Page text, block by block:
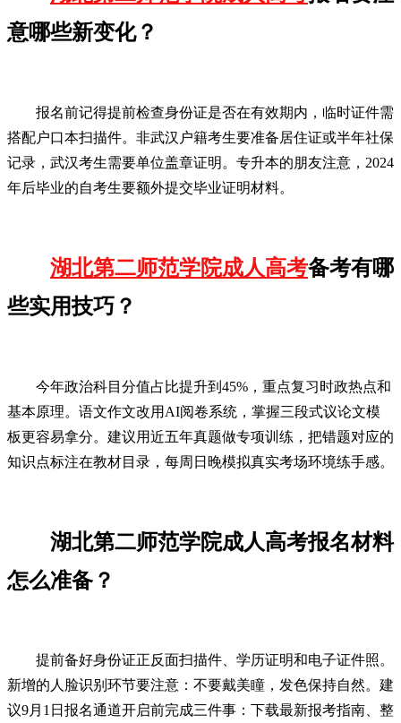
意哪些新变化？
报名前记得提前检查身份证是否在有效期内，临时证件需
搭配户口本扫描件。非武汉户籍考生要准备居住证或半年社保
记录，武汉考生需要单位盖章证明。专升本的朋友注意，2024
年后毕业的自考生要额外提交毕业证明材料。
湖北第二师范学院成人高考备考有哪
些实用技巧？
今年政治科目分值占比提升到45%，重点复习时政热点和
基本原理。语文作文改用AI阅卷系统，掌握三段式议论文模
板更容易拿分。建议用近五年真题做专项训练，把错题对应的
知识点标注在教材目录，每周日晚模拟真实考场环境练手感。
湖北第二师范学院成人高考报名材料
怎么准备？
提前备好身份证正反面扫描件、学历证明和电子证件照。
新增的人脸识别环节要注意：不要戴美瞳，发色保持自然。建
议9月1日报名通道开启前完成三件事：下载最新报考指南、整